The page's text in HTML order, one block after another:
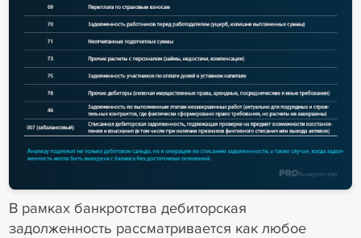
В рамках банкротства дебиторская
задолженность рассматривается как любое